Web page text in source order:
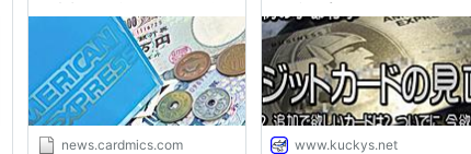
23記事を徹底紹介。 - クレ
ジットカードの読みもの
news.cardmics.com
エキスプレス-カード」で驚
愕の100円3マイル？！物欲
ｱﾚｺﾚ... - 独りぼっちのお気楽
マイル道 ANA SFC 思想”た
まには贅沢もいいじゃな
い？”
www.kuckys.net